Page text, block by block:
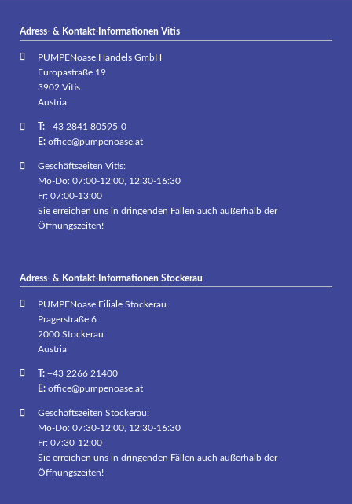
Adress- & Kontakt-Informationen Vitis
PUMPENoase Handels GmbH
Europastraße 19
3902 Vitis
Austria
T:+43 2841 80595-0
E: office@pumpenoase.at
Geschäftszeiten Vitis:
Mo-Do: 07:00-12:00, 12:30-16:30
Fr: 07:00-13:00
Sie erreichen uns in dringenden Fällen auch außerhalb der
Öffnungszeiten!
Adress- & Kontakt-Informationen Stockerau
PUMPENoase Filiale Stockerau
Pragerstraße 6
2000 Stockerau
Austria
T:+43 2266 21400
E: office@pumpenoase.at
Geschäftszeiten Stockerau:
Mo-Do: 07:30-12:00, 12:30-16:30
Fr: 07:30-12:00
Sie erreichen uns in dringenden Fällen auch außerhalb der
Öffnungszeiten!